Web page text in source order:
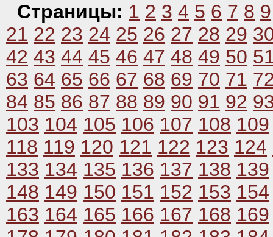
Страницы: 1 2 3 4 5 6 7 8 9
21 22 23 24 25 26 27 28 29
42 43 44 45 46 47 48 49 50
63 64 65 66 67 68 69 70 71
84 85 86 87 88 89 90 91 92
103 104 105 106 107 108 109
118 119 120 121 122 123 124
133 134 135 136 137 138 139
148 149 150 151 152 153 154
163 164 165 166 167 168 169